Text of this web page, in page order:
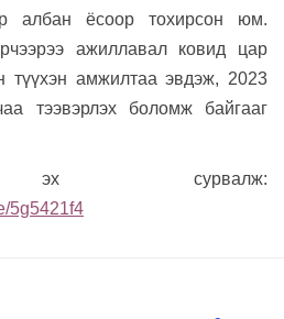
албан ёсоор тохирсон юм.
ажиллавал ковид цар
түүхэн амжилтаа эвдэж, 2023
тээвэрлэх боломж байгааг
эх сурвалж:
5g5421f4